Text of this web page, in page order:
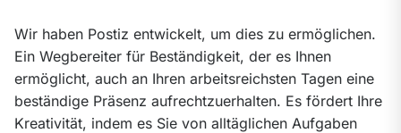
Wir haben Postiz entwickelt, um dies zu ermöglichen.
Ein Wegbereiter für Beständigkeit, der es Ihnen
ermöglicht, auch an Ihren arbeitsreichsten Tagen eine
beständige Präsenz aufrechtzuerhalten. Es fördert Ihre
Kreativität, indem es Sie von alltäglichen Aufgaben